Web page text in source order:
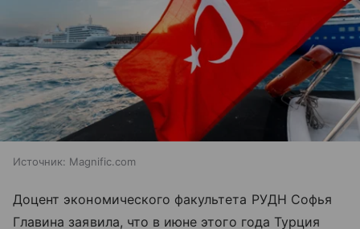
Источник: Magnific.com
Доцент экономического факультета РУДН Софья
Главина заявила, что в июне этого года Турция